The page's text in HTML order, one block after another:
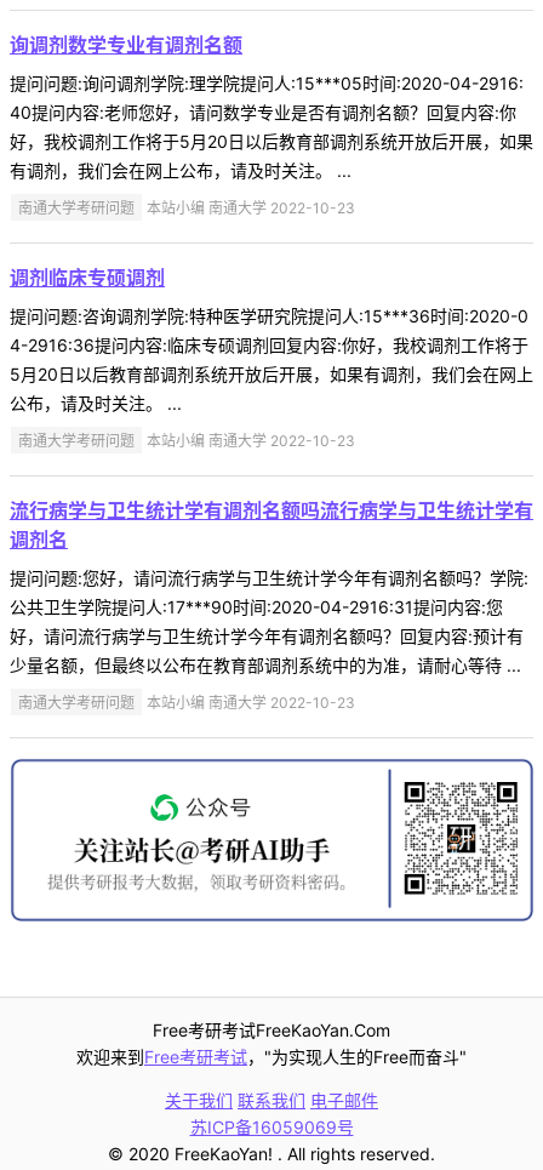
询调剂数学专业有调剂名额
提问问题:询问调剂学院:理学院提问人:15***05时间:2020-04-2916:
40提问内容:老师您好，请问数学专业是否有调剂名额？回复内容:你
好，我校调剂工作将于5月20日以后教育部调剂系统开放后开展，如果
有调剂，我们会在网上公布，请及时关注。 ...
南通大学考研问题 本站小编 南通大学 2022-10-23
调剂临床专硕调剂
提问问题:咨询调剂学院:特种医学研究院提问人:15***36时间:2020-0
4-2916:36提问内容:临床专硕调剂回复内容:你好，我校调剂工作将于
5月20日以后教育部调剂系统开放后开展，如果有调剂，我们会在网上
公布，请及时关注。 ...
南通大学考研问题 本站小编 南通大学 2022-10-23
流行病学与卫生统计学有调剂名额吗流行病学与卫生统计学有
调剂名
提问问题:您好，请问流行病学与卫生统计学今年有调剂名额吗？学院:
公共卫生学院提问人:17***90时间:2020-04-2916:31提问内容:您
好，请问流行病学与卫生统计学今年有调剂名额吗？回复内容:预计有
少量名额，但最终以公布在教育部调剂系统中的为准，请耐心等待 ...
南通大学考研问题 本站小编 南通大学 2022-10-23
Free考研考试FreeKaoYan.Com
欢迎来到Free考研考试，"为实现人生的Free而奋斗"
关于我们 联系我们 电子邮件
苏ICP备16059069号
© 2020 FreeKaoYan! . All rights reserved.